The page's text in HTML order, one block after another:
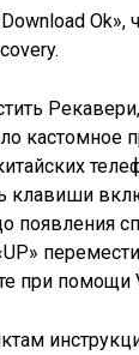
Ok»,
кастомное
клавиши
появления
при помощи